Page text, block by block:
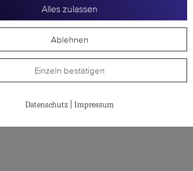
Alles zulassen
Ablehnen
Einzeln bestätigen
Datenschutz Impressum